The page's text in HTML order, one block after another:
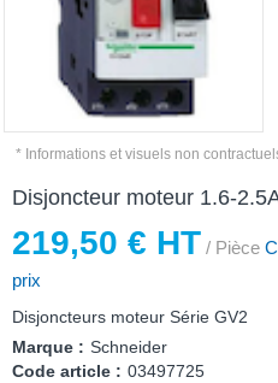
* Informations et visuels non
Disjoncteur moteur 1.6-
219,50 € HT / Pièce
prix
Disjoncteurs moteur Série GV2
Marque : Schneider
Code article : 03497725